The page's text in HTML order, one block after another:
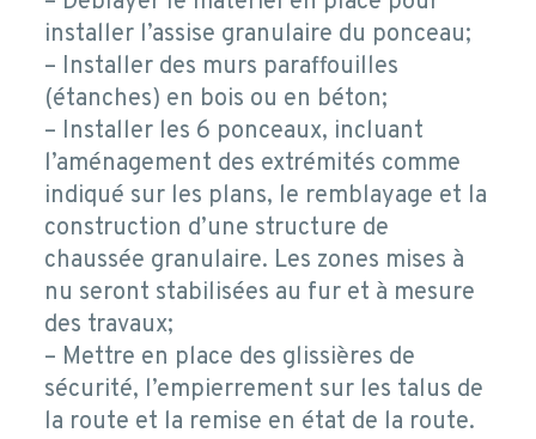
installer l’assise granulaire du ponceau;
– Installer des murs paraffouilles
(étanches) en bois ou en béton;
– Installer les 6 ponceaux, incluant
l’aménagement des extrémités comme
indiqué sur les plans, le remblayage et la
construction d’une structure de
chaussée granulaire. Les zones mises à
nu seront stabilisées au fur et à mesure
des travaux;
– Mettre en place des glissières de
sécurité, l’empierrement sur les talus de
la route et la remise en état de la route.